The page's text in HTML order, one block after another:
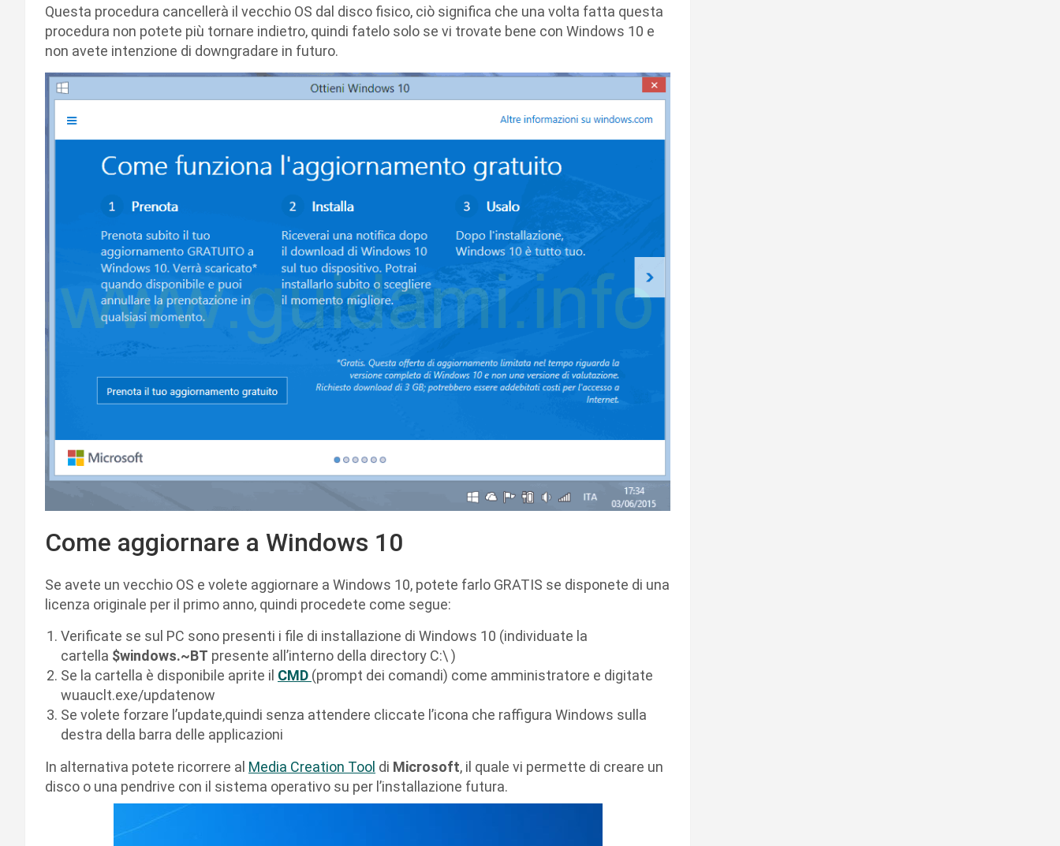
Questa procedura cancellerà il vecchio OS dal disco fisico, ciò significa che una volta fatta questa
procedura non potete più tornare indietro, quindi fatelo solo se vi trovate bene con Windows 10 e
non avete intenzione di downgradare in futuro.
Come aggiornare a Windows 10
Se avete un vecchio OS e volete aggiornare a Windows 10, potete farlo GRATIS se disponete di una
licenza originale per il primo anno, quindi procedete come segue:
Verificate se sul PC sono presenti i file di installazione di Windows 10 (individuate la
cartella $windows.~BT presente all’interno della directory C:\ )
Se la cartella è disponibile aprite il CMD (prompt dei comandi) come amministratore e digitate
wuauclt.exe/updatenow
Se volete forzare l’update,quindi senza attendere cliccate l’icona che raffigura Windows sulla
destra della barra delle applicazioni
In alternativa potete ricorrere al Media Creation Tool di Microsoft, il quale vi permette di creare un
disco o una pendrive con il sistema operativo su per l’installazione futura.